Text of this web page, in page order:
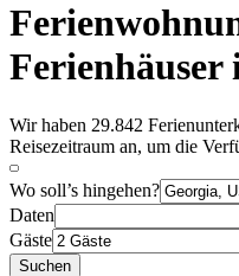
Ferienhäuser
Wir haben 29.842
Reisezeitraum an, um die
Wo soll’s hingehen?
Daten
Gäste
Suchen